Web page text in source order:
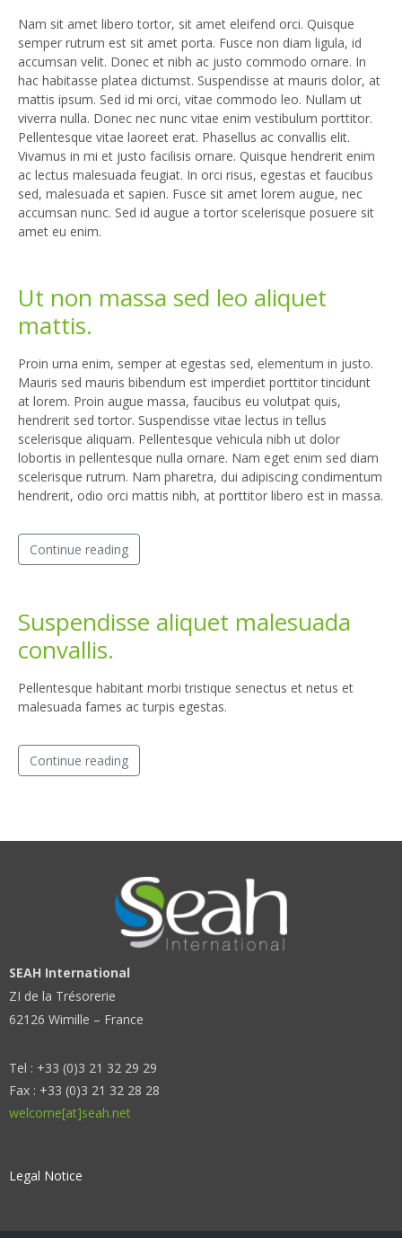
Nam sit amet libero tortor, sit amet eleifend orci. Quisque
semper rutrum est sit amet porta. Fusce non diam ligula, id
accumsan velit. Donec et nibh ac justo commodo ornare. In
hac habitasse platea dictumst. Suspendisse at mauris dolor, at
mattis ipsum. Sed id mi orci, vitae commodo leo. Nullam ut
viverra nulla. Donec nec nunc vitae enim vestibulum porttitor.
Pellentesque vitae laoreet erat. Phasellus ac convallis elit.
Vivamus in mi et justo facilisis ornare. Quisque hendrerit enim
ac lectus malesuada feugiat. In orci risus, egestas et faucibus
sed, malesuada et sapien. Fusce sit amet lorem augue, nec
accumsan nunc. Sed id augue a tortor scelerisque posuere sit
amet eu enim.
Ut non massa sed leo aliquet
mattis.
Proin urna enim, semper at egestas sed, elementum in justo.
Mauris sed mauris bibendum est imperdiet porttitor tincidunt
at lorem. Proin augue massa, faucibus eu volutpat quis,
hendrerit sed tortor. Suspendisse vitae lectus in tellus
scelerisque aliquam. Pellentesque vehicula nibh ut dolor
lobortis in pellentesque nulla ornare. Nam eget enim sed diam
scelerisque rutrum. Nam pharetra, dui adipiscing condimentum
hendrerit, odio orci mattis nibh, at porttitor libero est in massa.
Continue reading
Suspendisse aliquet malesuada
convallis.
Pellentesque habitant morbi tristique senectus et netus et
malesuada fames ac turpis egestas.
Continue reading
SEAH International
ZI de la Trésorerie
62126 Wimille – France
Tel : +33 (0)3 21 32 29 29
Fax : +33 (0)3 21 32 28 28
welcome[at]seah.net
Legal Notice